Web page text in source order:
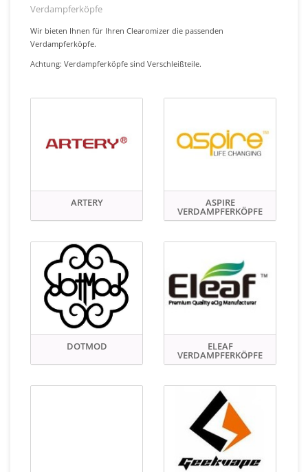
Verdampferköpfe
Wir bieten Ihnen für Ihren Clearomizer die passenden
Verdampferköpfe.
Achtung: Verdampferköpfe sind Verschleißteile.
ARTERY ASPIRE
VERDAMPFERKÖPFE
DOTMOD ELEAF
VERDAMPFERKÖPFE